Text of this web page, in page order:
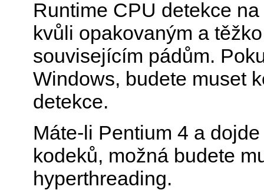
Runtime CPU detekce
kvůli opakovaným a
souvisejícím pádům.
Windows, budete muset
detekce.
Máte-li Pentium 4 a
kodeků, možná budete
hyperthreading.